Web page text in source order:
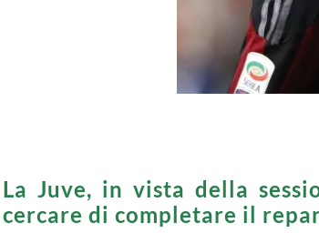
La Juve, in vista della
cercare di completare il